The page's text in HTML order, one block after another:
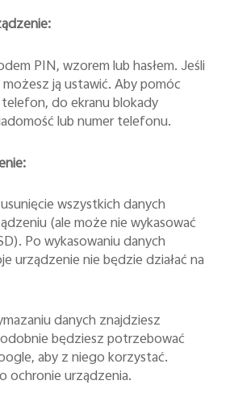
PIN, wzorem lub hasłem. Jeśli
ją ustawić. Aby pomóc
do ekranu blokady
lub numer telefonu.
wszystkich danych
(ale może nie wykasować
Po wykasowaniu danych
urządzenie nie będzie działać na
danych znajdziesz
będziesz potrzebować
aby z niego korzystać.
ochronie urządzenia.